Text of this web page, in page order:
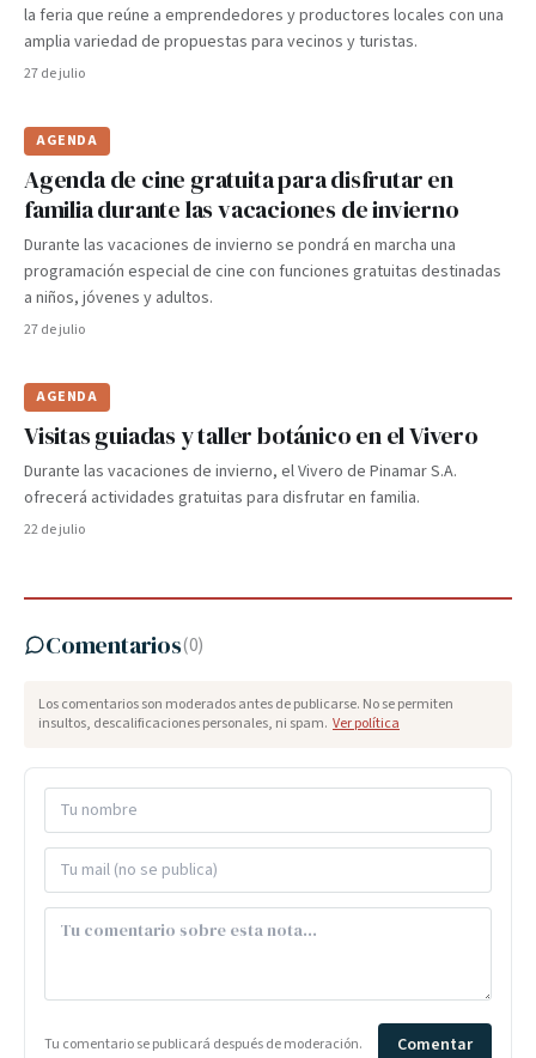
la feria que reúne a emprendedores y productores locales con una
amplia variedad de propuestas para vecinos y turistas.
27 de julio
AGENDA
Agenda de cine gratuita para disfrutar en
familia durante las vacaciones de invierno
Durante las vacaciones de invierno se pondrá en marcha una
programación especial de cine con funciones gratuitas destinadas
a niños, jóvenes y adultos.
27 de julio
AGENDA
Visitas guiadas y taller botánico en el Vivero
Durante las vacaciones de invierno, el Vivero de Pinamar S.A.
ofrecerá actividades gratuitas para disfrutar en familia.
22 de julio
Comentarios(0)
Los comentarios son moderados antes de publicarse. No se permiten
insultos, descalificaciones personales, ni spam. Ver política
Tu comentario se publicará después de moderación. Comentar